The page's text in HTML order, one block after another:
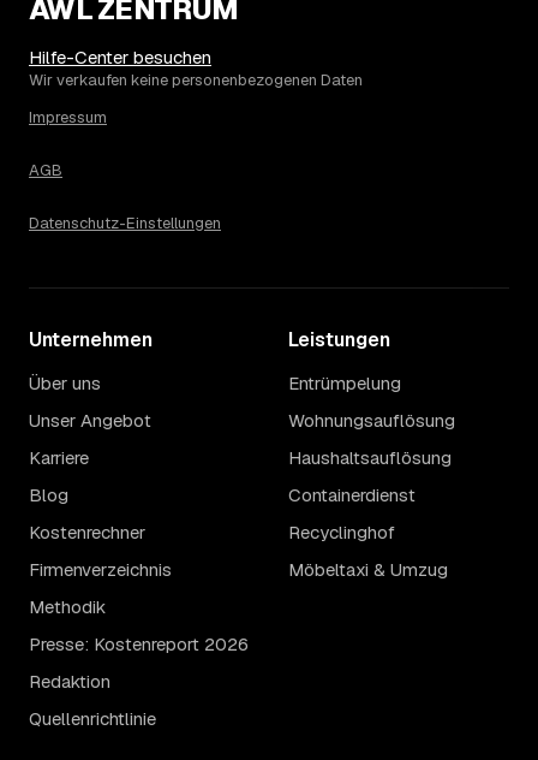
AWL ZENTRUM
Hilfe-Center besuchen
Wir verkaufen keine personenbezogenen Daten
Impressum
AGB
Datenschutz-Einstellungen
Unternehmen
Über uns
Unser Angebot
Karriere
Blog
Kostenrechner
Firmenverzeichnis
Methodik
Presse: Kostenreport 2026
Redaktion
Quellenrichtlinie
Leistungen
Entrümpelung
Wohnungsauflösung
Haushaltsauflösung
Containerdienst
Recyclinghof
Möbeltaxi & Umzug